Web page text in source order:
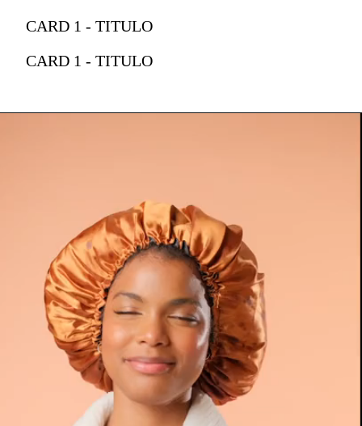
CARD 1 - TITULO
CARD 1 - TITULO